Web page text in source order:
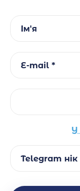
Ім'я
E-mail *
У
Telegram нік